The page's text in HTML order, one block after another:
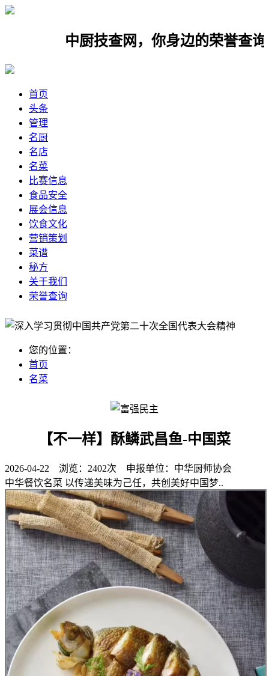
中厨技查网，你身边的荣誉查询网，
首页
头条
管理
名厨
名店
名菜
比赛信息
食品安全
展会信息
饮食文化
营销策划
菜谱
秘方
关于我们
荣誉查询
您的位置：
首页
名菜
【不一样】酥鳞武昌鱼-中国菜
2026-04-22 浏览： 2402次 申报单位： 中华厨师协会
中华餐饮名菜 以传递美味为己任，共创美好中国梦..